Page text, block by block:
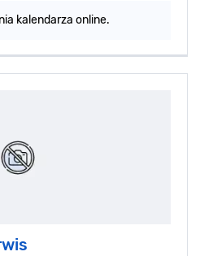
kalendarza online.